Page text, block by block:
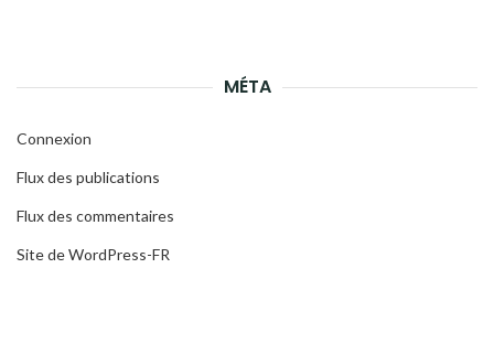
MÉTA
Connexion
Flux des publications
Flux des commentaires
Site de WordPress-FR